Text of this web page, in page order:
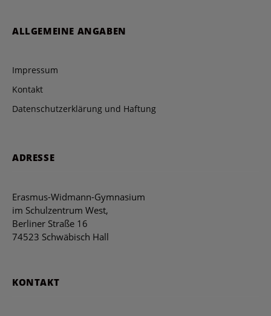
ALLGEMEINE ANGABEN
Impressum
Kontakt
Datenschutzerklärung und Haftung
ADRESSE
Erasmus-Widmann-Gymnasium
im Schulzentrum West,
Berliner Straße 16
74523 Schwäbisch Hall
KONTAKT